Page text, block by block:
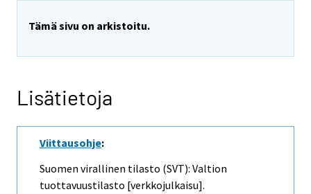
Tämä sivu on arkistoitu.
Lisätietoja
Viittausohje:
Suomen virallinen tilasto (SVT): Valtion
tuottavuustilasto [verkkojulkaisu].